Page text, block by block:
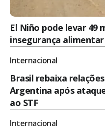
El Niño pode levar 49
insegurança
Internacional
Brasil rebaixa
Argentina após
ao STF
Internacional